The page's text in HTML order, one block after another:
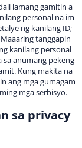
lamang gamitin a
personal na im
ng kanilang ID;
tanggapin
kanilang personal
anumang pekeng
Kung makita na
ang mga gumagam
mga serbisyo.
sa privacy